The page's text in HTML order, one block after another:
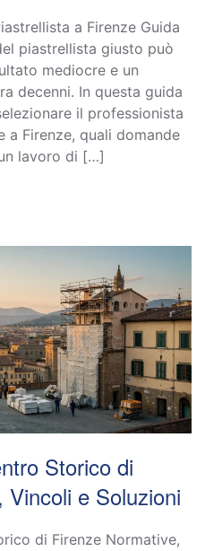
a Firenze Guida
piastrellista giusto può
mediocre e un
decenni. In questa guida
il professionista
a Firenze, quali domande
lavoro di […]
Storico di
e Soluzioni
di Firenze Normative,